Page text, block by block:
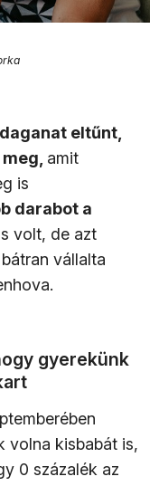
eltűnt,
amit
is
darabot a
volt, de azt
vállalta
gyerekünk
volna kisbabát is,
0 százalék az